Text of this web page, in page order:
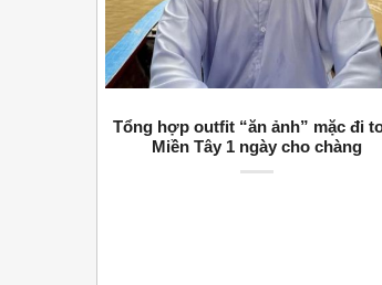
Tổng hợp outfit “ăn ảnh” mặc đi
Miền Tây 1 ngày cho chàng